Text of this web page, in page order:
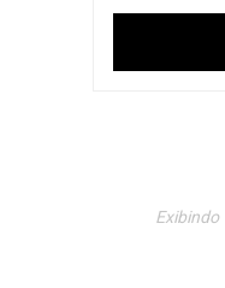
Exibindo